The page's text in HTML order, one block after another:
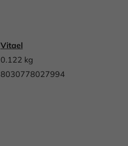
Vitael
0.122 kg
8030778027994